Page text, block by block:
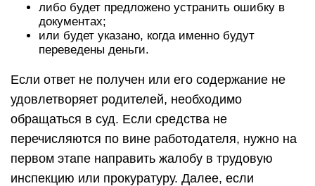
либо будет предложено устранить ошибку в
документах;
или будет указано, когда именно будут
переведены деньги.
Если ответ не получен или его содержание не
удовлетворяет родителей, необходимо
обращаться в суд. Если средства не
перечисляются по вине работодателя, нужно на
первом этапе направить жалобу в трудовую
инспекцию или прокуратуру. Далее, если